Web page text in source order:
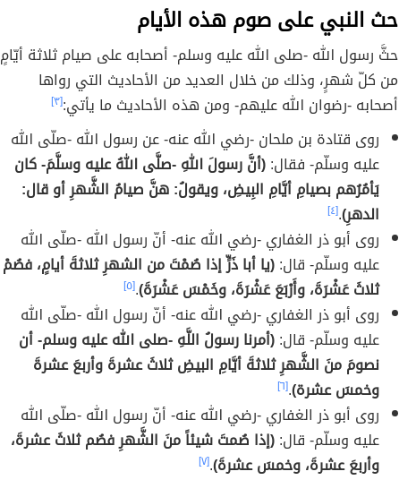
حث النبي على صوم هذه الأيام
حثَّ رسول الله -صلى الله عليه وسلم- أصحابه على صيام ثلاثة أيّامٍ
من كلّ شهرٍ، وذلك من خلال العديد من الأحاديث التي رواها
أصحابه -رضوان الله عليهم- ومن هذه الأحاديث ما يأتي:[٣]
روى قتادة بن ملحان -رضي الله عنه- عن رسول الله -صلّى الله
عليه وسلّم- فقال:(أنَّ رسولَ اللهِ -صلَّى اللهُ عليه وسلَّمَ- كان
يَأمُرُهم بصيامِ أيَّامِ البِيضِ، ويقولُ: هنَّ صيامُ الشَّهرِ أو قال:
الدهرِ).[٤]
روى أبو ذر الغفاري -رضي الله عنه- أنّ رسول الله -صلّى الله
عليه وسلّم- قال:(يا أبا ذَرٍّ إذا صُمْتَ من الشهرِ ثلاثةَ أيامٍ، فصُمْ
ثلاثَ عَشْرَةَ، وأَرْبَعَ عَشْرَةَ، وخَمْسَ عَشْرَةَ).[٥]
روى أبو ذر الغفاري -رضي الله عنه- أنّ رسول الله -صلّى الله
عليه وسلّم- قال:(أمرنا رسولُ اللَّهِ -صلى الله عليه وسلم- أن
نصومَ منَ الشَّهرِ ثلاثةَ أيَّامِ البيضِ ثلاثَ عشرةَ وأربعَ عشرةَ
وخمسَ عشرة).[٦]
روى أبو ذر الغفاري -رضي الله عنه- أنّ رسول الله -صلّى الله
عليه وسلّم- قال:(إذا صُمتَ شيئاً منَ الشَّهرِ فصُم ثلاثَ عشرةَ،
وأربعَ عشرةَ، وخمسَ عشرةَ).[٧]